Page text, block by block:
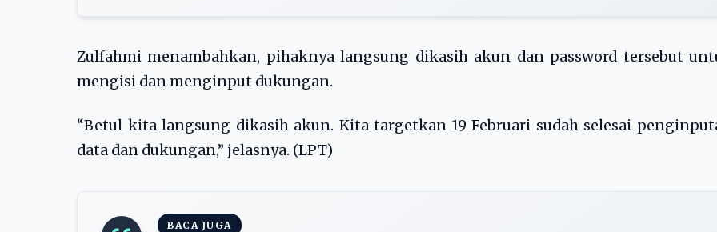
Zulfahmi menambahkan, pihaknya langsung dikasih akun dan password tersebut
mengisi dan menginput dukungan.
“Betul kita langsung dikasih akun. Kita targetkan 19 Februari sudah selesai
data dan dukungan,” jelasnya. (LPT)
BACA JUGA